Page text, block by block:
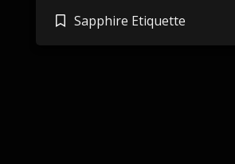
Sapphire Etiquette